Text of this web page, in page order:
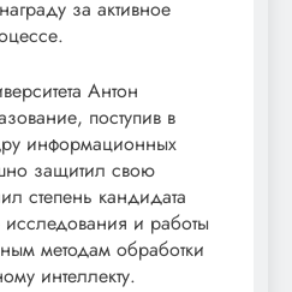
за активное
Антон
поступив в
информационных
защитил свою
степень кандидата
исследования и работы
методам обработки
интеллекту.